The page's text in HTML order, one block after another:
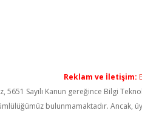
Reklam ve İletişim:
5651 Sayılı Kanun gereğince Bilgi
bulunmamaktadır. Ancak,